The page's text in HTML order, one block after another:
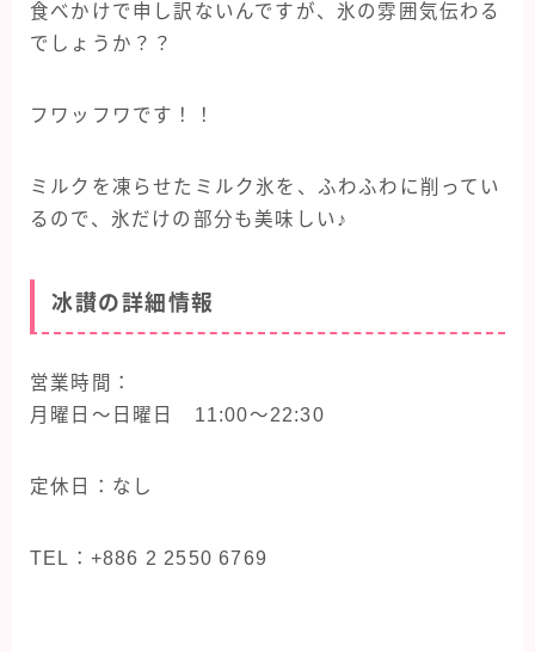
食べかけで申し訳ないんですが、氷の雰囲気伝わる
でしょうか？？
フワッフワです！！
ミルクを凍らせたミルク氷を、ふわふわに削ってい
るので、氷だけの部分も美味しい♪
冰讃の詳細情報
営業時間：
月曜日〜日曜日 11:00〜22:30
定休日：なし
TEL：+886 2 2550 6769